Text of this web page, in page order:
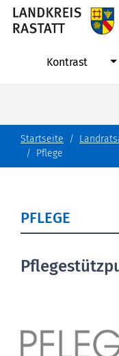
Kontrast
Startseite
Pflege
PFLEGE